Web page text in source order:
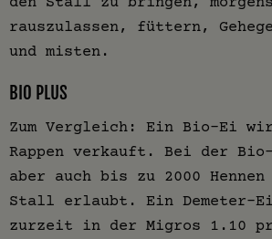
rauszulassen, füttern,
und misten.
BIO PLUS
Zum Vergleich: Ein Bio-Ei
Rappen verkauft. Bei der
aber auch bis zu 2000
Stall erlaubt. Ein Demeter-
zurzeit in der Migros 1.10